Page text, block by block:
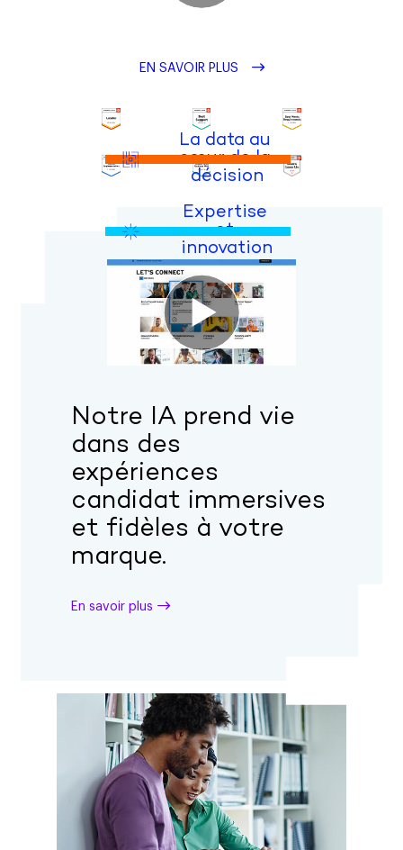
La data au
cœur de la
décision
Expertise
et
innovation
EN SAVOIR PLUS
Notre IA prend vie
dans des
expériences
candidat immersives
et fidèles à votre
marque.
En savoir plus